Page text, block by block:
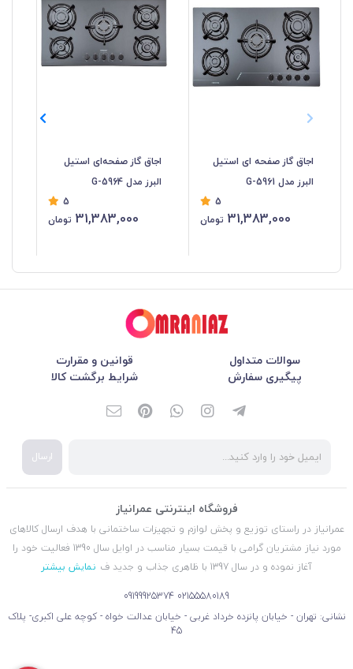
اجاق گاز صفحه ای استیل
البرز مدل G-5961
5
31,383,000 تومان
اجاق گاز صفحه‌ای استیل
البرز مدل G-5964
5
31,383,000 تومان
سوالات متداول
قوانین و مقرارت
پیگیری سفارش
شرایط برگشت کالا
ارسال
فروشگاه اینترنتی عمرانیاز
عمرانیاز در راستای توزیع و پخش لوازم و تجهیزات ساختمانی با هدف ارسال کالاهای
مورد نیاز مشتریان گرامی با قیمت بسیار مناسب در اوایل سال 1390 فعالیت خود را
آغاز نموده و در سال 1397 با ظاهری جذاب و جدید ف
نمایش بیشتر
02155580189
09199925374
نشانی: تهران - خیابان پانزده خرداد غربی - خیابان عدالت خواه - کوچه علی اکبری- پلاک
45